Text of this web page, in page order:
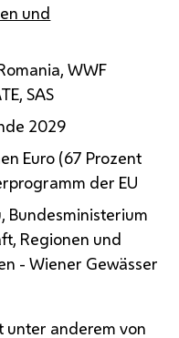
und
WWF
,SAS
2029
Euro (67 Prozent
der EU
Bundesministerium
Regionen und
- Wiener Gewässer
anderem von